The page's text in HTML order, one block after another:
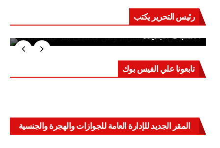
رئيس التحرير يكتب
حرب على العقول.. حادثة دمياط تكشف قواعد
تابعونا علي الفيس بوك
المقر الجديد للإدارة العامة للجوازات والهجرة والجنسية